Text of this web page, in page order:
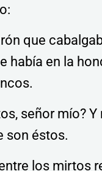
que
en la
señor mío?
son éstos.
los mirtos